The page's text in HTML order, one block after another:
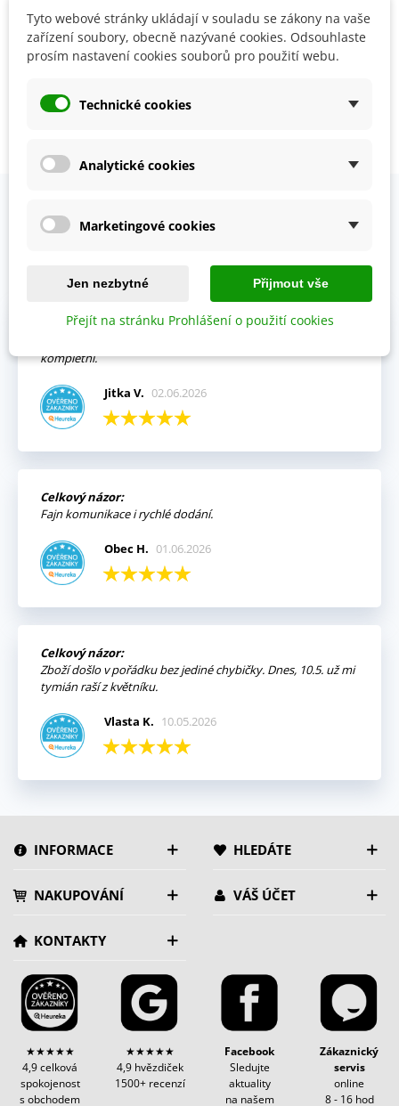
Chřest lékařský Mary
officinalis - semena - 20 ks
48 Kč
OVĚŘENO NAŠIMI ZÁKAZNÍKY
Prohlédněte si vybraná hodnocení našich zákazníků.
Výhody:
kompletní.
Jitka V. 02.06.2026
Celkový názor:
Fajn komunikace i rychlé dodání.
Obec H. 01.06.2026
Celkový názor:
Zboží došlo v pořádku bez jediné chybičky. Dnes, 10.5. už mi
tymián raší z květníku.
Vlasta K. 10.05.2026
INFORMACE HLEDÁTE
NAKUPOVÁNÍ VÁŠ ÚČET
KONTAKTY
★★★★★
4,9 celková
spokojenost
s obchodem
★★★★★
4,9 hvězdiček
1500+ recenzí
Facebook
Sledujte
aktuality
na našem
Zákaznický
servis
online
8 - 16 hod
Tyto webové stránky ukládají v souladu se zákony na vaše
zařízení soubory, obecně nazývané cookies. Odsouhlaste
prosím nastavení cookies souborů pro použití webu.
Technické cookies
Analytické cookies
Marketingové cookies
Jen nezbytné Přijmout vše
Přejít na stránku Prohlášení o použití cookies